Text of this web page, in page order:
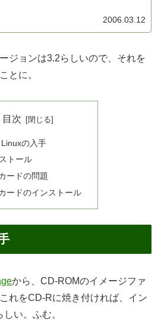
2006.03.12
ジョンは3.2らしいので、それを
とに。
目次
の入手
トール
ードの問題
ードのインストール
から、CD-ROMのイメージファ
れをCD-Rに焼き付ければ、イン
い。ふむ。